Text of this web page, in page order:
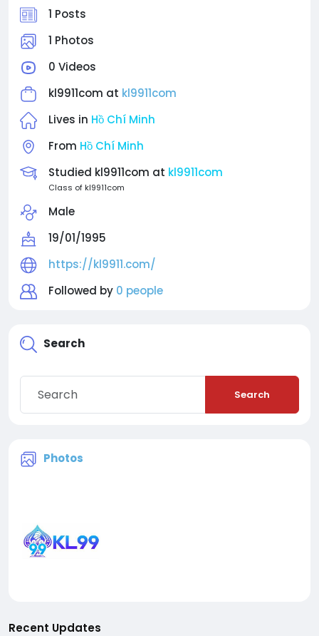
1 Posts
1 Photos
0 Videos
kl9911com at kl9911com
Lives in Hồ Chí Minh
From Hồ Chí Minh
Studied kl9911com at kl9911com
Class of kl9911com
Male
19/01/1995
https://kl9911.com/
Followed by 0 people
Search
Search
Photos
Recent Updates